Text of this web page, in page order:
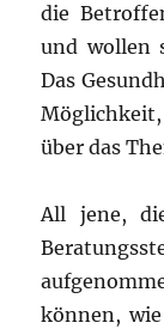
die
und wollen
Das
über das
All jene,
können,